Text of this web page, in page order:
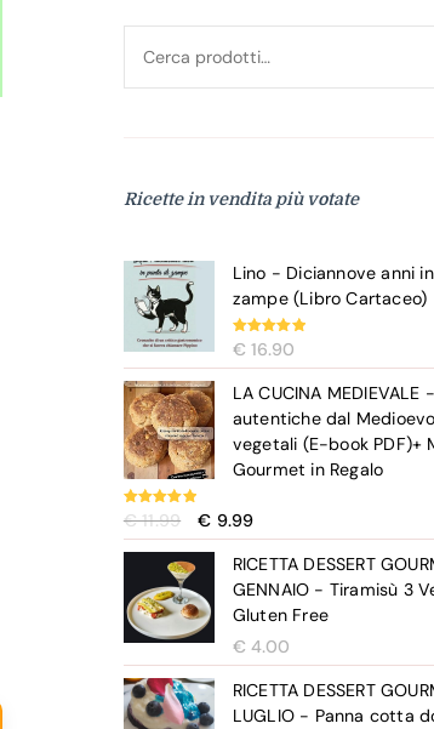
Ricette in vendita più votate
Lino - Diciannove anni
zampe (Libro Cartaceo)
Valutato
5.00su 5
€ 16.90
LA CUCINA
autentiche dal
vegetali (E-book PDF)+
Gourmet in Regalo
Valutato
5.00 su 5
€11.99
prezzo
originale
era:
€ 11.99.
€ 9.99Il
prezzo
attuale
è:
€ 9.99.
RICETTA DESSERT
GENNAIO - Tiramisù 3
Gluten Free
€ 4.00
RICETTA DESSERT
LUGLIO - Panna cotta